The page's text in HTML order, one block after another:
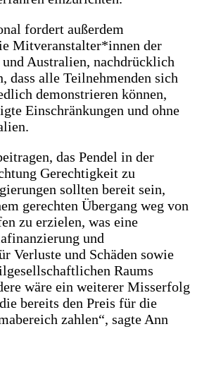
fordert außerdem
Mitveranstalter*innen der
Australien, nachdrücklich
dass alle Teilnehmenden sich
demonstrieren können,
Einschränkungen und ohne
das Pendel in der
Gerechtigkeit zu
sollten bereit sein,
gerechten Übergang weg von
zu erzielen, was eine
und
Verluste und Schäden sowie
Raums
wäre ein weiterer Misserfolg
bereits den Preis für die
zahlen“, sagte Ann